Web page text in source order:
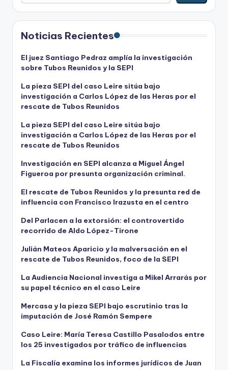
Noticias Recientes
El juez Santiago Pedraz amplía la investigación
sobre Tubos Reunidos y la SEPI
La pieza SEPI del caso Leire sitúa bajo
investigación a Carlos López de las Heras por el
rescate de Tubos Reunidos
La pieza SEPI del caso Leire sitúa bajo
investigación a Carlos López de las Heras por el
rescate de Tubos Reunidos
Investigación en SEPI alcanza a Miguel Ángel
Figueroa por presunta organización criminal.
El rescate de Tubos Reunidos y la presunta red de
influencia con Francisco Irazusta en el centro
Del Parlacen a la extorsión: el controvertido
recorrido de Aldo López-Tirone
Julián Mateos Aparicio y la malversación en el
rescate de Tubos Reunidos, foco de la SEPI
La Audiencia Nacional investiga a Mikel Arrarás por
su papel técnico en el caso Leire
Mercasa y la pieza SEPI bajo escrutinio tras la
imputación de José Ramón Sempere
Caso Leire: María Teresa Castillo Pasalodos entre
los 25 investigados por tráfico de influencias
La Fiscalía examina los informes jurídicos de Juan